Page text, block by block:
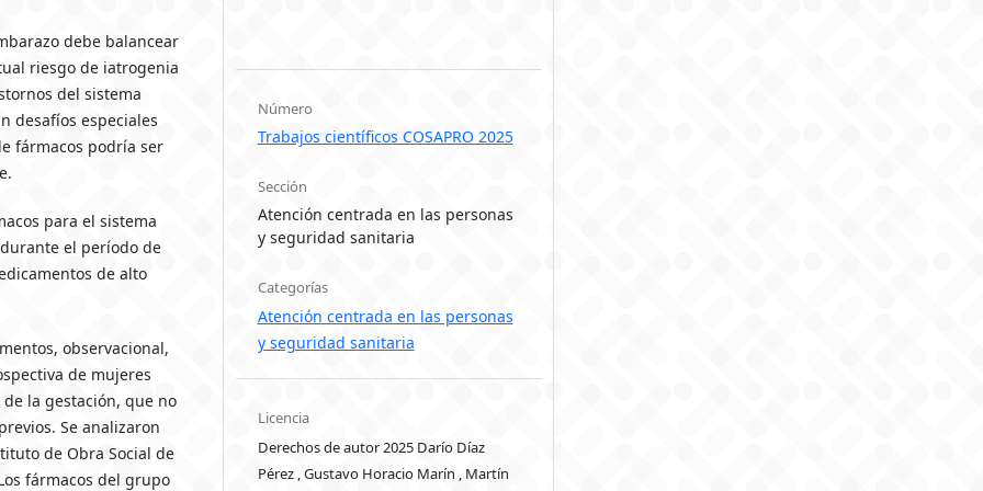
debe balancear
riesgo de iatrogenia
del sistema
desafíos especiales
fármacos podría ser
para el sistema
el período de
de alto
observacional,
de mujeres
la gestación, que no
Se analizaron
de Obra Social de
fármacos del grupo
Número
Trabajos científicos COSAPRO 2025
Sección
Atención centrada en las personas
y seguridad sanitaria
Categorías
Atención centrada en las personas
y seguridad sanitaria
Licencia
Derechos de autor 2025 Darío Díaz
Pérez , Gustavo Horacio Marín , Martín